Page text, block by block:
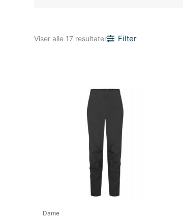
Viser alle 17 resultaterSortert
Filter
Dame